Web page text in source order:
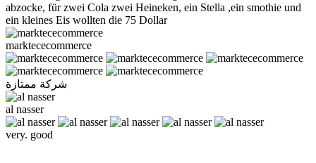
abzocke, für zwei Cola zwei Heineken, ein Stella ,ein smothie und
ein kleines Eis wollten die 75 Dollar
marktececommerce
شركة ممتازة
al nasser
very. good